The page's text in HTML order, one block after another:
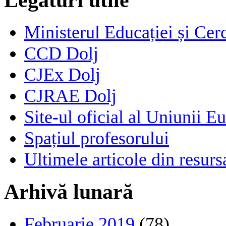
Ministerul Educației și
CCD Dolj
CJEx Dolj
CJRAE Dolj
Site-ul oficial al Uniunii
Spațiul profesorului
Ultimele articole din
Arhivă lunară